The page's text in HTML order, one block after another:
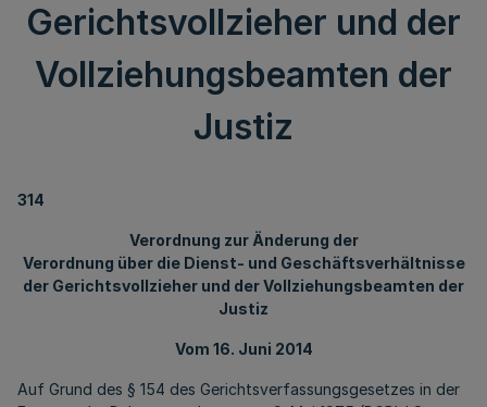
Gerichtsvollzieher und der
Vollziehungsbeamten der
Justiz
314
Verordnung zur Änderung der
Verordnung über die Dienst- und Geschäftsverhältnisse
der Gerichtsvollzieher und der Vollziehungsbeamten der
Justiz
Vom 16. Juni 2014
Auf Grund des § 154 des Gerichtsverfassungsgesetzes in der